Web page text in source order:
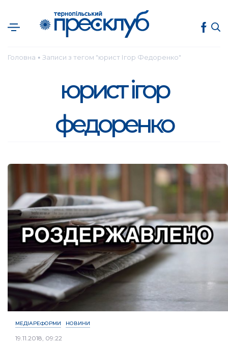
Головна ● Записи з тегом "юрист Ігор Федоренко"
юрист ігор
федоренко
МЕДІАРЕФОРМИ НОВИНИ
19.11.2018, 09:22